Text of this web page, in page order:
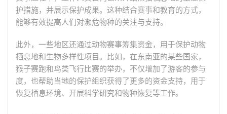
护措施，并展示保护成果。这种结合赛事和教育的方式，
能够有效提高人们对濒危物种的关注与支持。
此外，一些地区还通过动物赛事筹集资金，用于保护动物
栖息地和生物多样性项目。比如，在东南亚的某些国家，
猴子赛跑和鸟类飞行比赛的举办，不仅增加了游客的参与
度，也帮助当地的保护组织获得了更多的资金支持，用于
恢复栖息环境、开展科学研究和物种恢复等工作。